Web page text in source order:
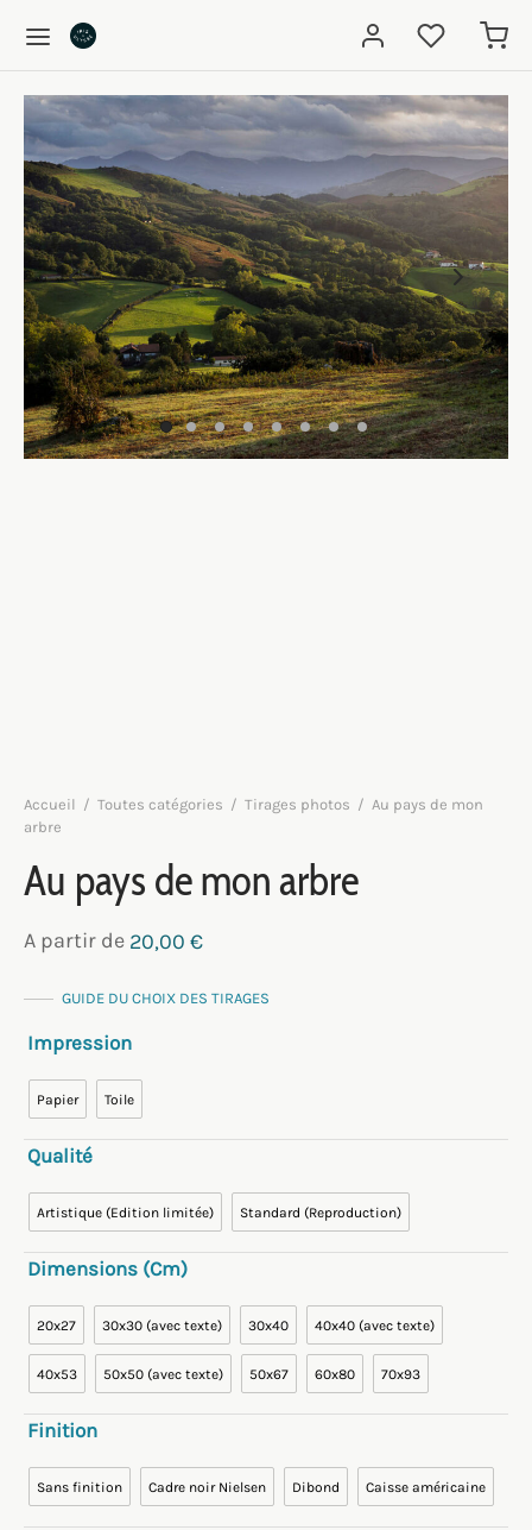
Accueil / Toutes catégories / Tirages photos / Au pays de mon
arbre
Au pays de mon arbre
A partir de 20,00 €
GUIDE DU CHOIX DES TIRAGES
Impression
Papier Toile
Qualité
Artistique (Edition limitée) Standard (Reproduction)
Dimensions (cm)
20x27 30x30 (avec texte) 30x40 40x40 (avec texte)
40x53 50x50 (avec texte) 50x67 60x80 70x93
Finition
Sans finition Cadre noir Nielsen Dibond Caisse américaine